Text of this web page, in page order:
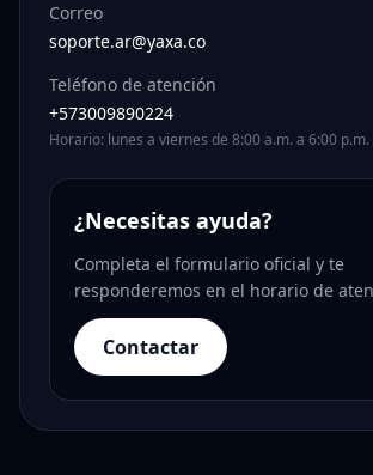
Correo
soporte.ar@yaxa.co
Teléfono de atención
+573009890224
Horario: lunes a viernes de 8:00 a.m. a 6:00 p.m.
¿Necesitas ayuda?
Completa el formulario oficial y te
responderemos en el horario de
Contactar